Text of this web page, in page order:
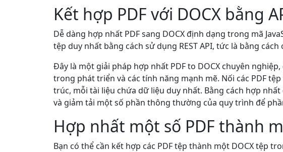
Kết hợp PDF với DOCX bằng
Dễ dàng hợp nhất PDF sang DOCX định dạng trong mã
tệp duy nhất bằng cách sử dụng REST API, tức là bằng
Đây là một giải pháp hợp nhất PDF to DOCX chuyên
trong phát triển và các tính năng mạnh mẽ. Nối các PDF
trúc, mỗi tài liệu chứa dữ liệu duy nhất. Bằng cách hợp
và giảm tải một số phần thông thường của quy trình để
Hợp nhất một số PDF thành
Bạn có thể cần kết hợp các PDF tệp thành một DOCX tệp